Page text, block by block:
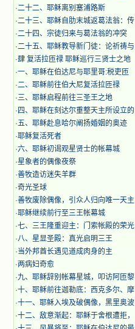
·二十二、耶稣离别塞浦路斯
·二十三、耶稣自肋末城返葛法翁：传
·二十四、宗徒归来与葛法翁的冲突
·二十五、耶稣教导新门徒：论祈祷与
·肆 复活拉匝禄 耶稣巡行三贤士之地
·一、耶稣在伯达尼与耶里哥:税吏匝
·二、耶稣前往伯大尼复活拉匝禄
·三、耶稣启程前往三圣王之地
· 四、耶稣在刻达尔重整天主所设立的
·五、耶稣赴息哈尔阐扬婚姻的奥迹
·耶稣复活死者
·六、耶稣初谒观星贤士的帐幕城
·星象者的偶像夜祭
·善牧造访迷失羊群
·奇光圣球
·善牧废除偶像，引众人归向唯一天主
·耶稣继续前行至三王帐幕城
·七、三王隆重迎主：门索帐殿的荣光
·八、星显圣殿：真光启明三王
·当外邦酋长遇见道成肉身的主
·两病妇奇愈
·九、耶稣辞别帐幕星城，叩访阿匝黎
·十、耶稣前往迦勒底：西克多尔、摩
·十一、耶稣入埃及破偶像，黑里奥波
·十二、敌意渐起：耶稣于舍根遭拒，